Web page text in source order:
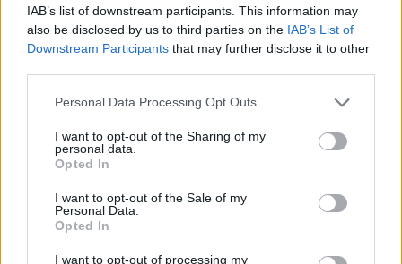
IAB’s list of downstream participants. This information may
also be disclosed by us to third parties on the IAB’s List of
Downstream Participants that may further disclose it to other
Please note that this website/app uses one or more Google
not limited to your visit or usage behaviour. You may click to
grant or deny consent to Google and its third-party tags to
use your data for below specified purposes in below Google
consent section.
Personal Data Processing Opt Outs
I want to opt-out of the Sharing of my
personal data.
Opted In
I want to opt-out of the Sale of my
Personal Data.
Opted In
I want to opt-out of processing my
A kínai közmondások ablakot
nyitnak a régi kelet világára
Interjú Balázsi József Attilával, A több ezer
éves kínai kultúra közmondásai, szólásai és
jelképei tükrében szerzőjével
TINTA Könyvkiadó 2023. január 02.